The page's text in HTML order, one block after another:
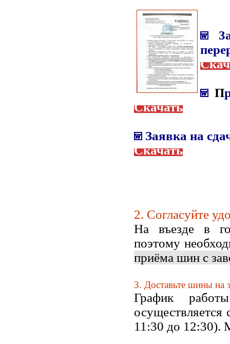
П
Скачать
Заявка на
Скачать
2. Согласуйте
На въезде в
поэтому
приёма шин с
3. Доставьте шины на
График
11:30 до 12:30).